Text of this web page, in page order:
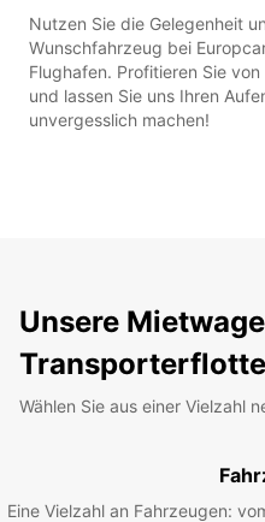
Nutzen Sie die Gelegenheit
Wunschfahrzeug bei
Flughafen. Profitieren Sie
und lassen Sie uns Ihren
unvergesslich machen!
Unsere
Transporterflotte
Wählen Sie aus einer Vielzahl
Eine Vielzahl an Fahrzeugen: